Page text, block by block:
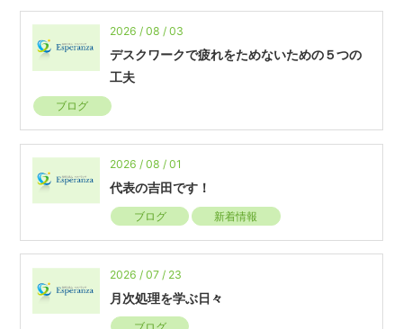
2026 / 08 / 03
デスクワークで疲れをためないための５つの
工夫
ブログ
2026 / 08 / 01
代表の吉田です！
ブログ 新着情報
2026 / 07 / 23
月次処理を学ぶ日々